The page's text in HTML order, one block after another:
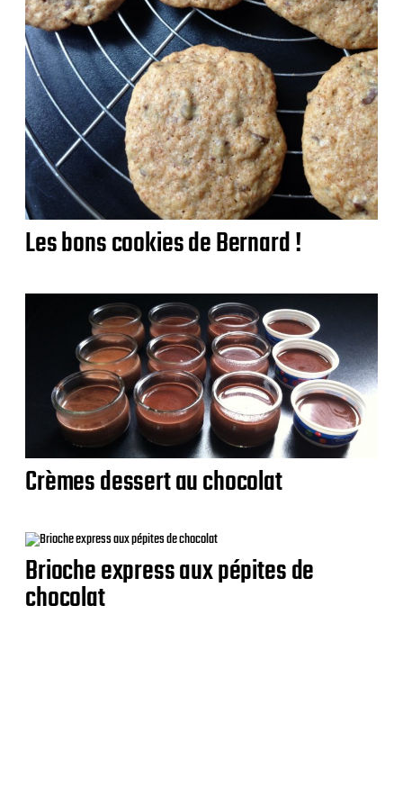
Les bons cookies de Bernard !
Crèmes dessert au chocolat
Brioche express aux pépites de
chocolat